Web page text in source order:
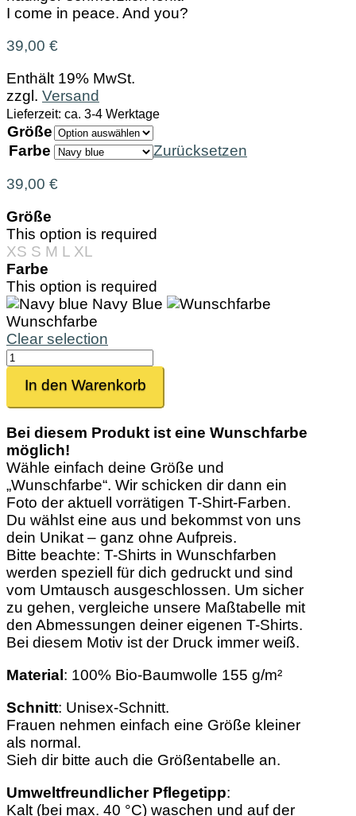
I come in peace. And you?
39,00 €
Enthält 19% MwSt.
zzgl. Versand
Lieferzeit: ca. 3-4 Werktage
Größe
Farbe
Zurücksetzen
39,00 €
Größe
This option is required
XS S M L XL
Farbe
This option is required
Navy Blue
Wunschfarbe
Clear selection
Mondmann
Menge
In den Warenkorb
Bei diesem Produkt ist eine Wunschfarbe
möglich!
Wähle einfach deine Größe und
„Wunschfarbe“. Wir schicken dir dann ein
Foto der aktuell vorrätigen T-Shirt-Farben.
Du wählst eine aus und bekommst von uns
dein Unikat – ganz ohne Aufpreis.
Bitte beachte: T-Shirts in Wunschfarben
werden speziell für dich gedruckt und sind
vom Umtausch ausgeschlossen. Um sicher
zu gehen, vergleiche unsere Maßtabelle mit
den Abmessungen deiner eigenen T-Shirts.
Bei diesem Motiv ist der Druck immer weiß.
Material: 100% Bio-Baumwolle 155 g/m²
Schnitt: Unisex-Schnitt.
Frauen nehmen einfach eine Größe kleiner
als normal.
Sieh dir bitte auch die Größentabelle an.
Umweltfreundlicher Pflegetipp:
Kalt (bei max. 40 °C) waschen und auf der